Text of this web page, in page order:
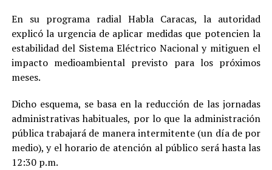
En su programa radial Habla Caracas, la autoridad
explicó la urgencia de aplicar medidas que potencien la
estabilidad del Sistema Eléctrico Nacional y mitiguen el
impacto medioambiental previsto para los próximos
meses.
Dicho esquema, se basa en la reducción de las jornadas
administrativas habituales, por lo que la administración
pública trabajará de manera intermitente (un día de por
medio), y el horario de atención al público será hasta las
12:30 p.m.